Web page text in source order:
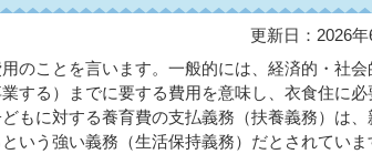
更新日：2026年
のことを言います。一般的には、経済的・社会
する）までに要する費用を意味し、衣食住に必
もに対する養育費の支払義務（扶養義務）は、
いう強い義務（生活保持義務）だとされていま